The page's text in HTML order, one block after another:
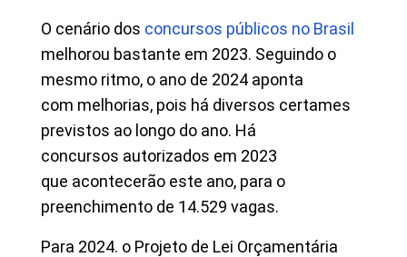
O cenário dos concursos públicos no Brasil
melhorou bastante em 2023. Seguindo o
mesmo ritmo, o ano de 2024 aponta
com melhorias, pois há diversos certames
previstos ao longo do ano. Há
concursos autorizados em 2023
que acontecerão este ano, para o
preenchimento de 14.529 vagas.
Para 2024. o Projeto de Lei Orçamentária